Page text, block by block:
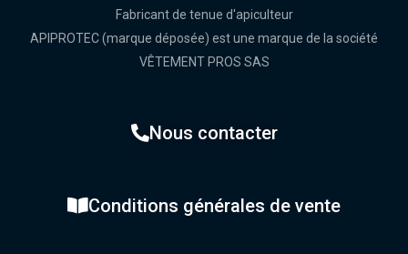
Fabricant de tenue d'apiculteur
APIPROTEC (marque déposée) est une marque de la société
VÊTEMENT PROS SAS
Nous contacter
Conditions générales de vente